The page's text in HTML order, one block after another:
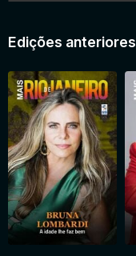
Edições anteriores